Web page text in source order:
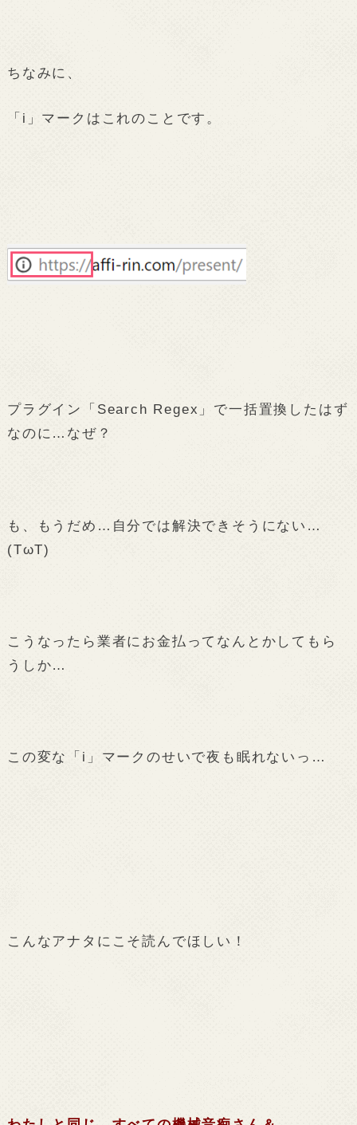
ちなみに、
「i」マークはこれのことです。
プラグイン「Search Regex」で一括置換したはず
なのに…なぜ？
も、もうだめ…自分では解決できそうにない…
(TωT)
こうなったら業者にお金払ってなんとかしてもら
うしか…
この変な「i」マークのせいで夜も眠れないっ…
こんなアナタにこそ読んでほしい！